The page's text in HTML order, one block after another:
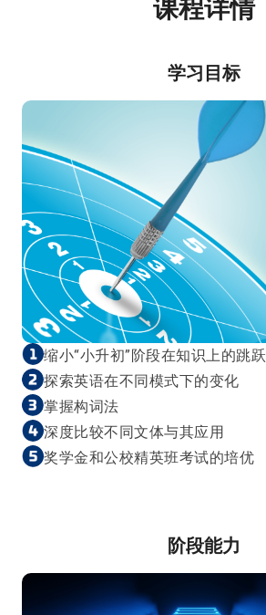
课程详情
学习目标
缩小“小升初”阶段在知识上的跳跃
探索英语在不同模式下的变化
掌握构词法
深度比较不同文体与其应用
奖学金和公校精英班考试的培优
阶段能力